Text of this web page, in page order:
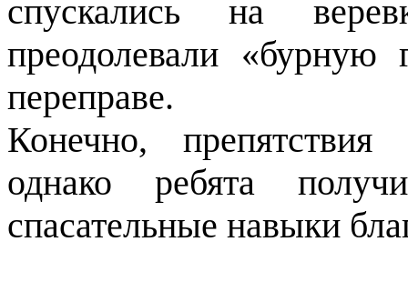
спускались на
преодолевали
переправе.
Конечно,
однако ребята
спасательные навыки